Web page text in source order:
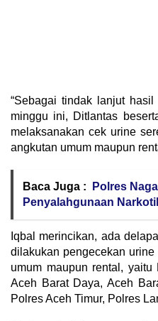
“Sebagai tindak lanjut
minggu ini, Ditlantas
melaksanakan cek urine
angkutan umum maupun
Baca Juga :
Polres
Penyalahgunaan
Iqbal merincikan, ada
dilakukan pengecekan
umum maupun rental,
Aceh Barat Daya, Aceh
Polres Aceh Timur, Polres